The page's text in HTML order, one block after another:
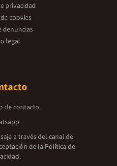
privacidad
cookies
denuncias
legal
de contacto
a través del canal de
de la Política de